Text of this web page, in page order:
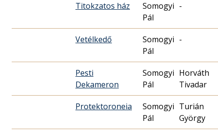
Titokzatos ház
Somogyi
Pál
-
Vetélkedő
Somogyi
Pál
-
Pesti
Dekameron
Somogyi
Pál
Horváth
Tivadar
Protektoroneia
Somogyi
Pál
Turián
György